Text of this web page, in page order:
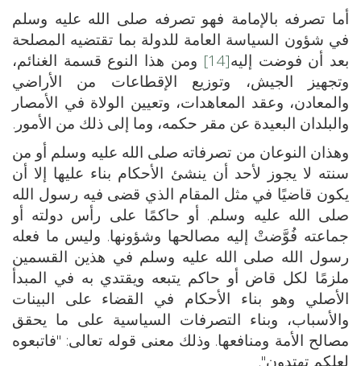
أما تصرفه بالإمامة فهو تصرفه صلى الله عليه وسلم
في شؤون السياسة العامة للدولة بما تقتضيه المصلحة
بعد أن فوضت إليه[14]
ومن هذا النوع قسمة الغنائم،
وتجهيز الجيش، وتوزيع الإقطاعات من الأراضي
والمعادن، وعقد المعاهدات، وتعيين الولاة في الأمصار
والبلدان البعيدة عن مقر حكمه، وما إلى ذلك من الأمور.
وهذان النوعان من تصرفاته صلى الله عليه وسلم أو من
سنته لا يجوز لأحد أن ينشئ الأحكام بناء عليها إلا أن
يكون قاضيًا في مثل المقام الذي قضى فيه رسول الله
صلى الله عليه وسلم. أو حاكمًا على رأس دولته أو
جماعته فُوَّضتْ إليه مصالحها وشؤونها. وليس ما فعله
رسول الله صلى الله عليه وسلم في هذين القسمين
ملزمًا لكل قاض أو حاكم يتبعه ويقتدي به في المبدأ
الأصلي وهو بناء الأحكام في القضاء على البينات
والأسباب، وبناء التصرفات السياسية على ما يحقق
مصالح الأمة ومنافعها. وذلك معنى قوله تعالى: "فاتبعوه
لعلكم تهتدون".